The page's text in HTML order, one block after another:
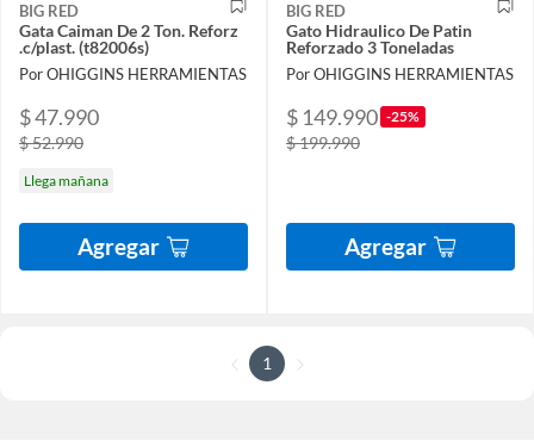
BIG RED
Gata Caiman De 2 Ton. Reforz
.c/plast. (t82006s)
Por OHIGGINS HERRAMIENTAS
$ 47.990
$ 52.990
Llega mañana
Agregar
BIG RED
Gato Hidraulico De Patin
Reforzado 3 Toneladas
Por OHIGGINS HERRAMIENTAS
$ 149.990 -25%
$ 199.990
Agregar
1